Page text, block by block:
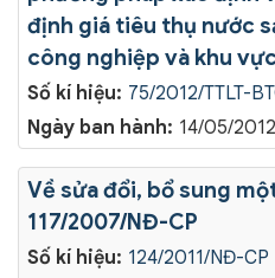
Số kí hiệu: 75/2012/TTLT-
Ngày ban hành: 14/05/2012
định giá tiêu thụ nước
công nghiệp và khu
Số kí hiệu: 124/2011/NĐ-CP
Về sửa đổi, bổ sung
117/2007/NĐ-CP